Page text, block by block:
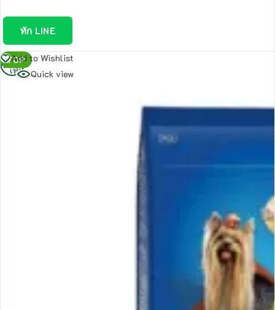
ทัก LINE
TOP
Add to Wishlist
Quick view
อ่าน
เพิ่ม